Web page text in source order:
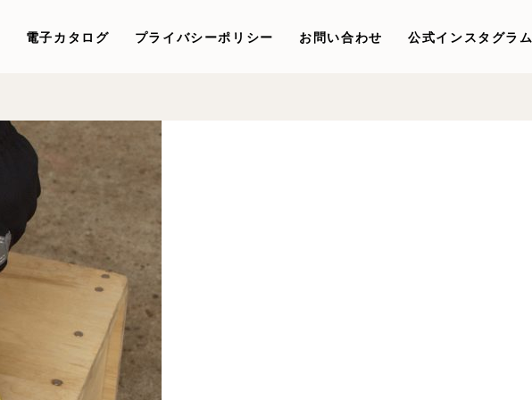
電子カタログ プライバシーポリシー お問い合わせ 公式インスタグラム